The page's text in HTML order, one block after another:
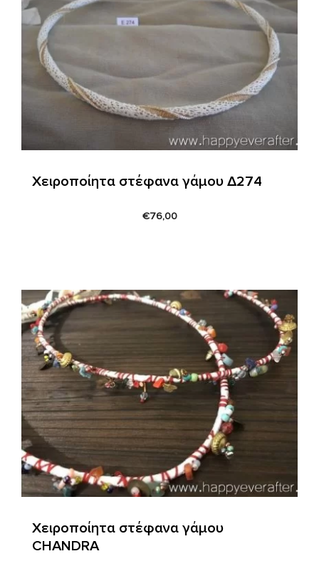
Χειροποίητα στέφανα γάμου Δ274
€76,00
Χειροποίητα στέφανα γάμου
CHANDRA